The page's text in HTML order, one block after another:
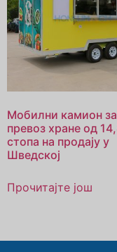
Мобилни камион за
превоз хране од
стопа на продају у
Шведској
Прочитајте још